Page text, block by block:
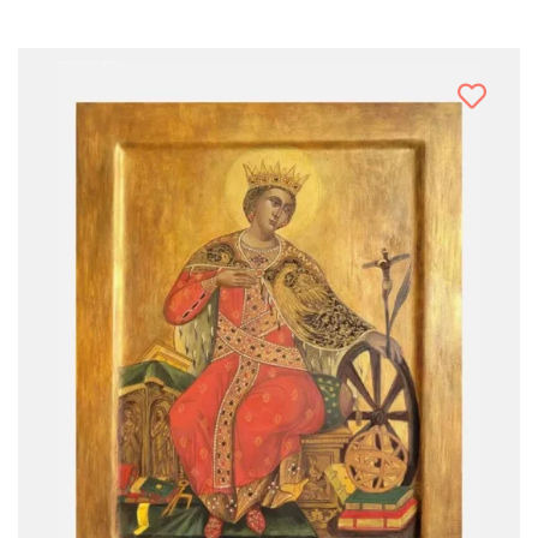
Święta Rodzina
Narodziny Marii
Archaniołowie
Święci
Obrazy
PREZENTY NA RÓŻNE OKAZJE
Bajkowy ślub
Komunia dziecka